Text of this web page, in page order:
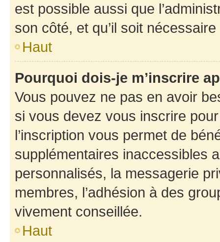
est possible aussi que
son côté, et qu’il soit
Haut
Pourquoi dois-je m’inscrire
Vous pouvez ne pas en avoir
si vous devez vous inscrire
l’inscription vous permet de
supplémentaires inaccessibles
personnalisés, la messagerie
membres, l’adhésion à des
vivement conseillée.
Haut